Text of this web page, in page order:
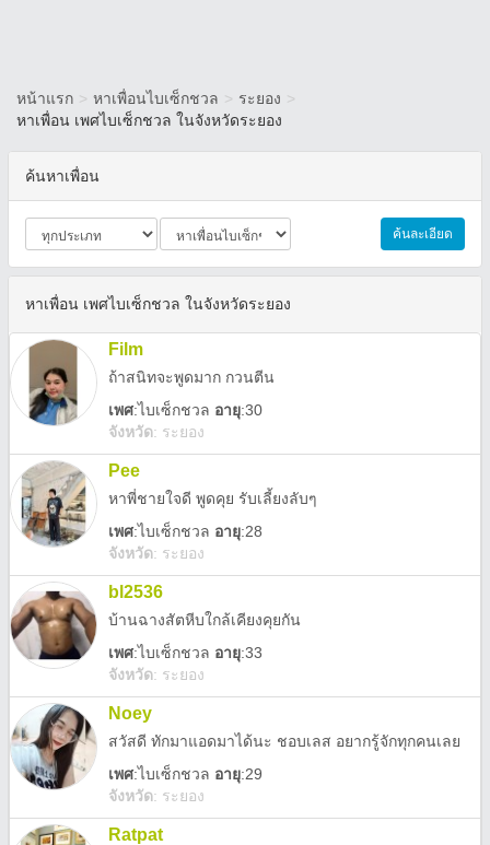
หน้าแรก > หาเพื่อนไบเซ็กชวล > ระยอง >
หาเพื่อน เพศไบเซ็กชวล ในจังหวัดระยอง
ค้นหาเพื่อน
ค้นละเอียด
หาเพื่อน เพศไบเซ็กชวล ในจังหวัดระยอง
Film
ถ้าสนิทจะพูดมาก กวนตีน
เพศ:ไบเซ็กชวล อายุ:30
จังหวัด: ระยอง
Pee
หาพี่ชายใจดี พูดคุย รับเลี้ยงลับๆ
เพศ:ไบเซ็กชวล อายุ:28
จังหวัด: ระยอง
bl2536
บ้านฉางสัตหีบใกล้เคียงคุยกัน
เพศ:ไบเซ็กชวล อายุ:33
จังหวัด: ระยอง
Noey
สวัสดี ทักมาแอดมาได้นะ ชอบเลส อยากรู้จักทุกคนเลย
เพศ:ไบเซ็กชวล อายุ:29
จังหวัด: ระยอง
Ratpat